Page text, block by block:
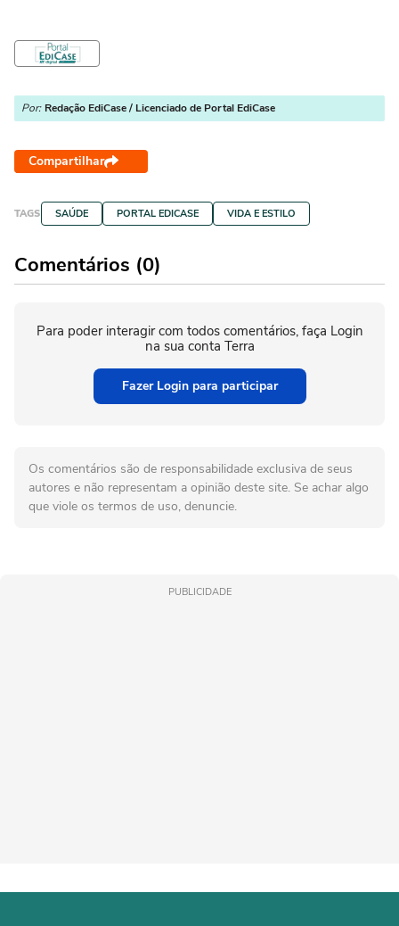
Por: Redação EdiCase / Licenciado de Portal EdiCase
Compartilhar
TAGS SAÚDE PORTAL EDICASE VIDA E ESTILO
Comentários (0)
Para poder interagir com todos comentários, faça Login
na sua conta Terra
Fazer Login para participar
Os comentários são de responsabilidade exclusiva de seus
autores e não representam a opinião deste site. Se achar algo
que viole os termos de uso, denuncie.
PUBLICIDADE